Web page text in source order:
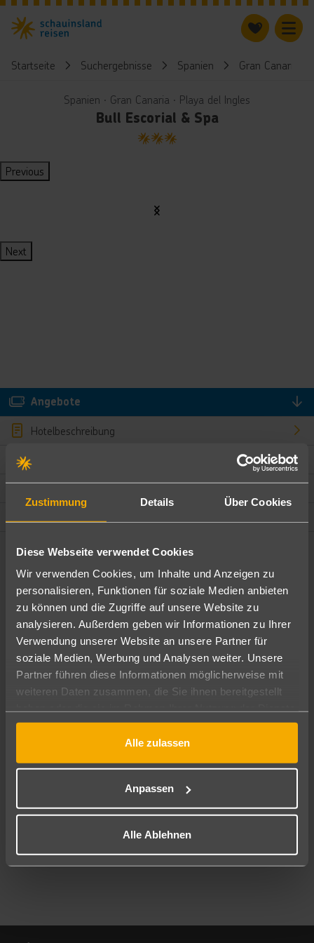
Zustimmung Details Über Cookies
Diese Webseite verwendet Cookies
Wir verwenden Cookies, um Inhalte und Anzeigen zu
personalisieren, Funktionen für soziale Medien anbieten
zu können und die Zugriffe auf unsere Website zu
analysieren. Außerdem geben wir Informationen zu Ihrer
Verwendung unserer Website an unsere Partner für
soziale Medien, Werbung und Analysen weiter. Unsere
Partner führen diese Informationen möglicherweise mit
weiteren Daten zusammen, die Sie ihnen bereitgestellt
gesammelt haben.
Alle zulassen
Anpassen
Alle Ablehnen
Startseite Suchergebnisse Spanien Gran Canaria
Spanien ∙ Gran Canaria ∙ Playa del Ingles
Bull Escorial & Spa
3
Previous
Next
Angebote
Hotelbeschreibung
Bewertungen
Ändere die Kriterien nach deinen Wünschen
Pauschal Nur Hotel
Abflughafen
Alle Abflughäfen
11.08.26–09.08.27 7-21 Nächte
Mehr Filter anzeigen